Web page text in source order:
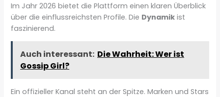
Im Jahr 2026 bietet die Plattform einen klaren Überblick
über die einflussreichsten Profile. Die Dynamik ist
faszinierend.
Auch interessant: Die Wahrheit: Wer ist
Gossip Girl?
Ein offizieller Kanal steht an der Spitze. Marken und Stars